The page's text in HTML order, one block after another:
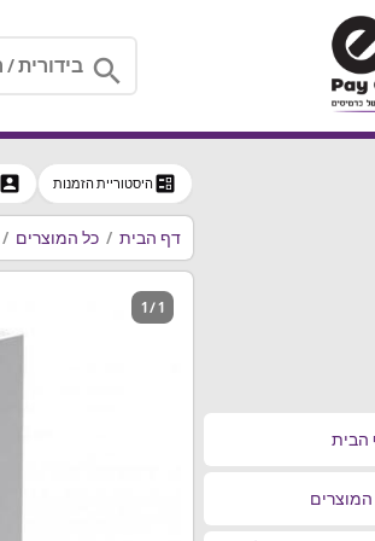
search
הבית
המוצרים
ballot היסטוריית הזמנות
דף הבית כל המוצרים
1 / 1